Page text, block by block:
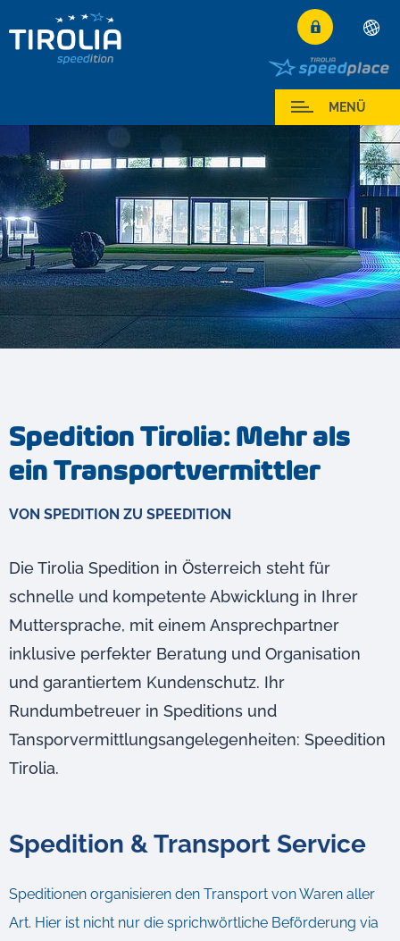
Deutsch
English
Română
MENÜ
Spedition Tirolia: Mehr als
ein Transportvermittler
VON SPEDITION ZU SPEEDITION
Die Tirolia Spedition in Österreich steht für
schnelle und kompetente Abwicklung in Ihrer
Muttersprache, mit einem Ansprechpartner
inklusive perfekter Beratung und Organisation
und garantiertem Kundenschutz. Ihr
Rundumbetreuer in Speditions und
Tansporvermittlungsangelegenheiten: Speedition
Tirolia.
Spedition & Transport Service
Speditionen organisieren den Transport von Waren aller
Art. Hier ist nicht nur die sprichwörtliche Beförderung via